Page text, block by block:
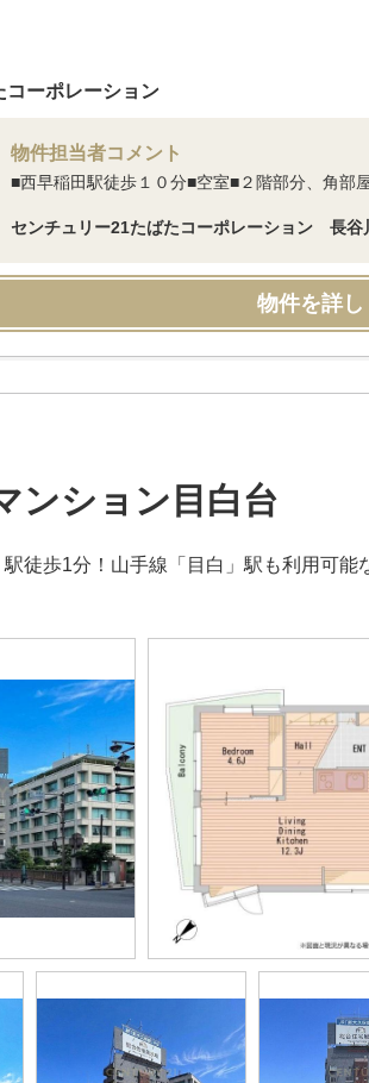
コーポレーション
物件担当者コメント
■西早稲田駅徒歩１０分■空室■２階部分、角部
センチュリー21たばたコーポレーション 長
物件を詳し
ンション目白台
徒歩1分！山手線「目白」駅も利用可